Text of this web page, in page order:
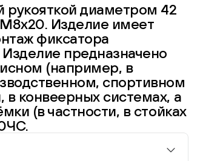
рукояткой диаметром 42
Изделие имеет
фиксатора
предназначено
(например, в
спортивном
конвеерных системах, а
(в частности, в стойках